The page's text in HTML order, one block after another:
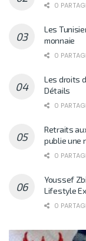
0
Les
monnaie
0
Les droits
Détails
0
Retraits
publie une
0
Youssef
Lifestyle
0